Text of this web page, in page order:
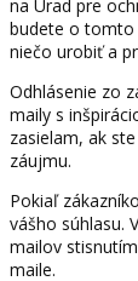
na Úrad pre
budete o tomto
niečo urobiť a
Odhlásenie zo
maily s
zasielam, ak
záujmu.
Pokiaľ
vášho súhlasu.
mailov
maile.